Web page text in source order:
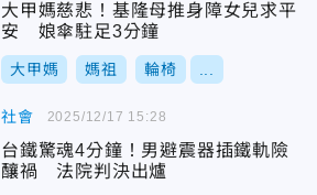
大甲媽慈悲！基隆母推身障女兒求平
安 娘傘駐足3分鐘
大甲媽 媽祖 輪椅
社會
台鐵驚魂4分鐘！男避震器插鐵軌險
釀禍 法院判決出爐
2025/12/17 15:28